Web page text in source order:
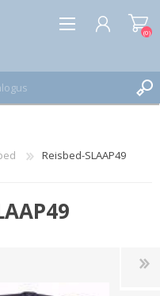
(0)
Reisbed-SLAAP49